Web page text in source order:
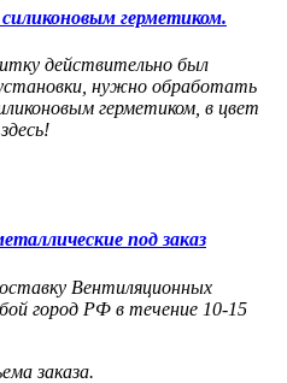
герметиком.
действительно был
нужно обработать
герметиком, в цвет
под заказ
Вентиляционных
город РФ в течение 10-15
заказа.